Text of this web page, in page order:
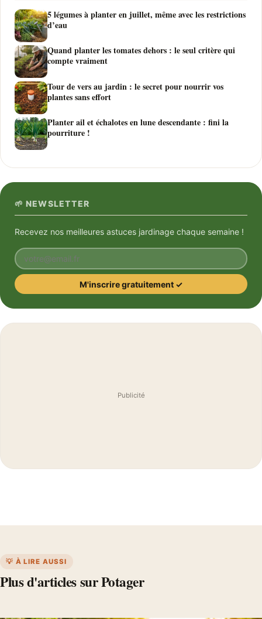
5 légumes à planter en juillet, même avec les restrictions
d’eau
Quand planter les tomates dehors : le seul critère qui
compte vraiment
Tour de vers au jardin : le secret pour nourrir vos
plantes sans effort
Planter ail et échalotes en lune descendante : fini la
pourriture !
🌱 NEWSLETTER
Recevez nos meilleures astuces jardinage chaque semaine !
Votre email
M'inscrire gratuitement ✓
Publicité
💡 À LIRE AUSSI
Plus d'articles sur Potager